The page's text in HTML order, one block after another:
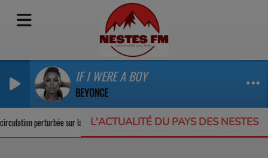
IF I WERE A BOY
BEYONCE
L'ACTUALITÉ DU PAYS DES NESTES
perturbée sur la RD123 Un appel à projets pour protéger la